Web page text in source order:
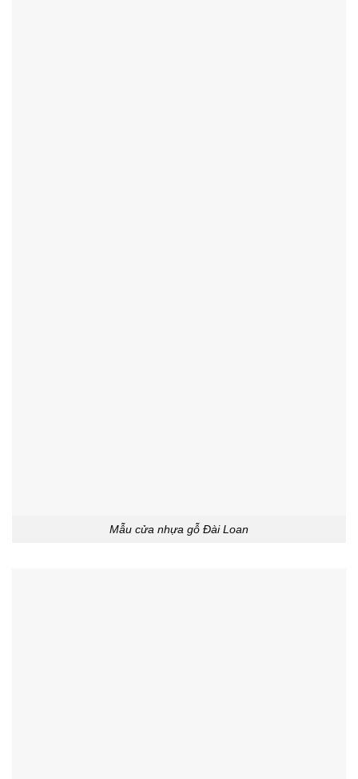
Mẫu cửa nhựa gỗ Đài Loan